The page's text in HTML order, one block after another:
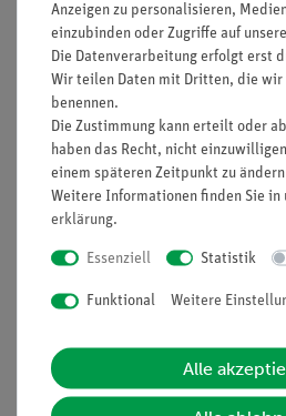
Artikel-Nr.:LIE-PR440F
Gemischte Protozoen
aus Infusionen.
Übersichtspräparat mit
vielen verschiedenen
Arten
12,80 €
Anzeigen zu personalisieren,
einzubinden oder Zugriffe auf
Die Datenverarbeitung erfolgt erst
Wir teilen Daten mit Dritten, die wir
benennen.
Die Zustimmung kann erteilt oder
haben das Recht, nicht
einem späteren Zeitpunkt zu
Weitere Informationen finden Sie in
erklärung.
Essenziell Statistik
Funktional Weitere
Alle